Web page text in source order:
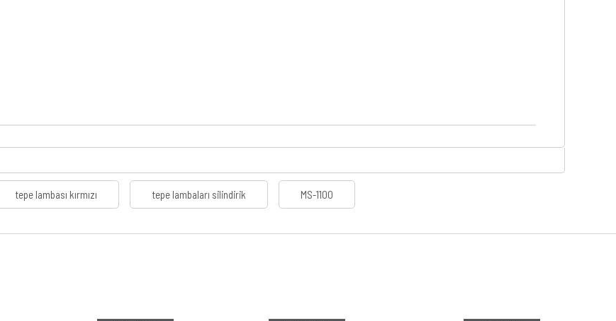
tepe lambası kırmızı tepe lambaları silindirik MS-1100